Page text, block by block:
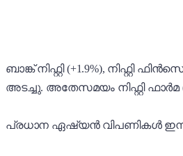
ബാങ്ക് നിഫ്റ്റി (+1.9%), നിഫ്റ്റി
അടച്ചു. അതേസമയം നിഫ്റ്റി ഫാർമ (-
പ്രധാന ഏഷ്യൻ വിപണികൾ ഇന്ന്